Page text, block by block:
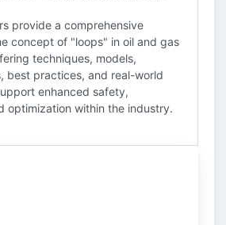
provide a comprehensive
concept of "loops" in oil and gas
techniques, models,
best practices, and real-world
enhanced safety,
optimization within the industry.